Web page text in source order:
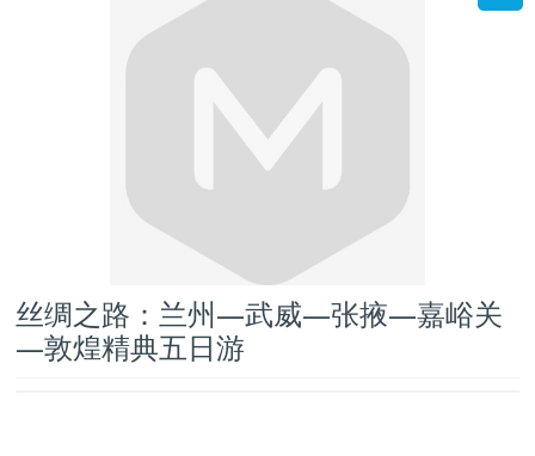
丝绸之路：兰州—武威—张掖—嘉峪关
—敦煌精典五日游